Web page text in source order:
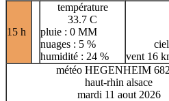
15 h
température
33.7 C
pluie : 0 MM
nuages : 5 %
humidité : 24 %
vent 16
météo HEGENHEIM
haut-rhin alsace
mardi 11 aout 2026